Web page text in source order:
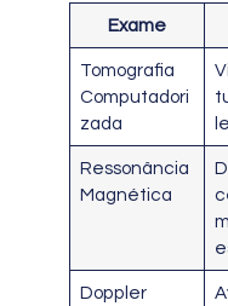
Exame
Tomografia
Computadori
zada
Ressonância
Magnética
Doppler